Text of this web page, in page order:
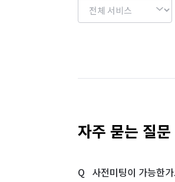
자주 묻는 질문
사전미팅이 가능한